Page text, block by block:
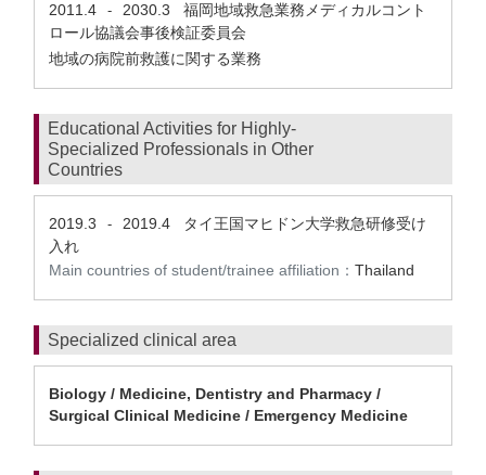
2011.4 - 2030.3 福岡地域救急業務メディカルコント
ロール協議会事後検証委員会
地域の病院前救護に関する業務
Educational Activities for Highly-
Specialized Professionals in Other
Countries
2019.3 - 2019.4 タイ王国マヒドン大学救急研修受け
入れ
Main countries of student/trainee affiliation： Thailand
Specialized clinical area
Biology / Medicine, Dentistry and Pharmacy /
Surgical Clinical Medicine / Emergency Medicine